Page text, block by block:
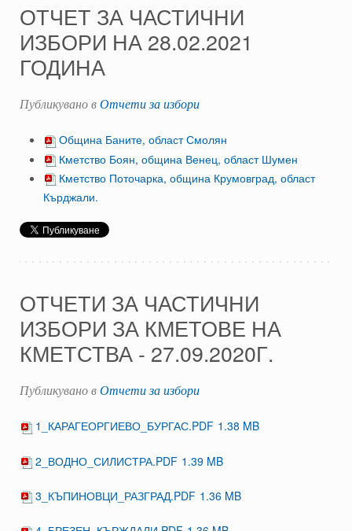
ОТЧЕТ ЗА ЧАСТИЧНИ
ИЗБОРИ НА 28.02.2021
ГОДИНА
Публикувано в Отчети за избори
Община Баните, област Смолян
Кметство Боян, община Венец, област Шумен
Кметство Поточарка, община Крумовград, област
Кърджали.
ОТЧЕТИ ЗА ЧАСТИЧНИ
ИЗБОРИ ЗА КМЕТОВЕ НА
КМЕТСТВА - 27.09.2020Г.
Публикувано в Отчети за избори
1_КАРАГЕОРГИЕВО_БУРГАС.PDF 1.38 MB
2_ВОДНО_СИЛИСТРА.PDF 1.39 MB
3_КЪПИНОВЦИ_РАЗГРАД.PDF 1.36 MB